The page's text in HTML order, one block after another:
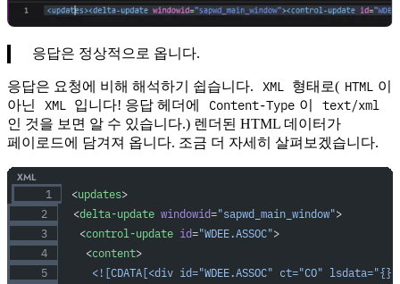
응답은 정상적으로 옵니다.
응답은 요청에 비해 해석하기 쉽습니다. XML 형태로( HTML 이
아닌
XML 입니다! 응답 헤더에 Content-Type 이 text/xml
인 것을 보면 알 수 있습니다.) 렌더된 HTML 데이터가
페이로드에 담겨져 옵니다. 조금 더 자세히 살펴보겠습니다.
<updates>
<delta-update windowid="sapwd_main_window">
  <
control-update id="WDEE.ASSOC">
   <
content>
<![CDATA[<div id="WDEE.ASSOC" ct="CO"